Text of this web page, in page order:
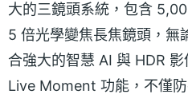
大的三鏡頭系統，包含
5 倍光學變焦長焦鏡頭，無
合強大的智慧 AI 與 HDR
Live Moment 功能，不僅